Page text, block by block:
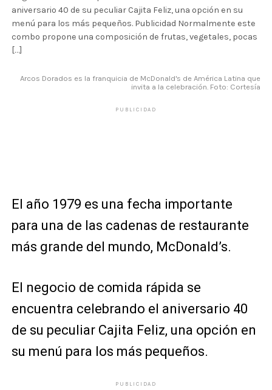
aniversario 40 de su peculiar Cajita Feliz, una opción en su
menú para los más pequeños. Publicidad Normalmente este
combo propone una composición de frutas, vegetales, pocas
[…]
Arcos Dorados es la franquicia de McDonald's de América Latina que
invita a la celebración. Foto: Cortesía
PUBLICIDAD
El año 1979 es una fecha importante
para una de las cadenas de restaurante
más grande del mundo, McDonald’s.
El negocio de comida rápida se
encuentra celebrando el aniversario 40
de su peculiar Cajita Feliz, una opción en
su menú para los más pequeños.
PUBLICIDAD